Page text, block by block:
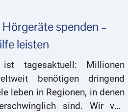
spenden –
leisten
tagesaktuell: Millionen
benötigen dringend
leben in Regionen, in denen
sind. Wir von